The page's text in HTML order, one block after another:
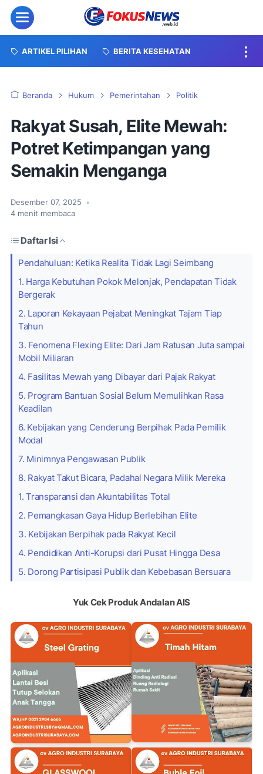
Menu
ARTIKEL PILIHAN BERITA KESEHATAN
Beranda Hukum Pemerintahan Politik
Rakyat Susah, Elite Mewah:
Potret Ketimpangan yang
Semakin Menganga
Desember 07, 2025
•
4 menit membaca
Daftar Isi
Pendahuluan: Ketika Realita Tidak Lagi Seimbang
1. Harga Kebutuhan Pokok Melonjak, Pendapatan Tidak
Bergerak
2. Laporan Kekayaan Pejabat Meningkat Tajam Tiap
Tahun
3. Fenomena Flexing Elite: Dari Jam Ratusan Juta sampai
Mobil Miliaran
4. Fasilitas Mewah yang Dibayar dari Pajak Rakyat
5. Program Bantuan Sosial Belum Memulihkan Rasa
Keadilan
6. Kebijakan yang Cenderung Berpihak Pada Pemilik
Modal
7. Minimnya Pengawasan Publik
8. Rakyat Takut Bicara, Padahal Negara Milik Mereka
1. Transparansi dan Akuntabilitas Total
2. Pemangkasan Gaya Hidup Berlebihan Elite
3. Kebijakan Berpihak pada Rakyat Kecil
4. Pendidikan Anti-Korupsi dari Pusat Hingga Desa
5. Dorong Partisipasi Publik dan Kebebasan Bersuara
Yuk Cek Produk Andalan AIS